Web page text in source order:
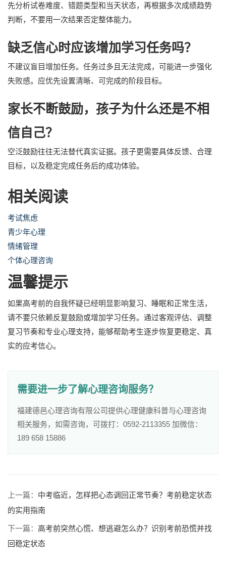
先分析试卷难度、错题类型和当天状态，再根据多次成绩趋势
判断，不要用一次结果否定整体能力。
缺乏信心时应该增加学习任务吗？
不建议盲目增加任务。任务过多且无法完成，可能进一步强化
失败感。应优先设置清晰、可完成的阶段目标。
家长不断鼓励，孩子为什么还是不相
信自己？
空泛鼓励往往无法替代真实证据。孩子更需要具体反馈、合理
目标，以及稳定完成任务后的成功体验。
相关阅读
考试焦虑
青少年心理
情绪管理
个体心理咨询
温馨提示
如果高考前的自我怀疑已经明显影响复习、睡眠和正常生活，
请不要只依赖反复鼓励或增加学习任务。通过客观评估、调整
复习节奏和专业心理支持，能够帮助考生逐步恢复更稳定、真
实的应考信心。
需要进一步了解心理咨询服务？
福建德邑心理咨询有限公司提供心理健康科普与心理咨询
相关服务，如需咨询，可拨打：0592-2113355 加微信：
189 658 15886
上一篇： 中考临近，怎样把心态调回正常节奏？考前稳定状态
的实用指南
下一篇： 高考前突然心慌、想逃避怎么办？识别考前恐慌并找
回稳定状态